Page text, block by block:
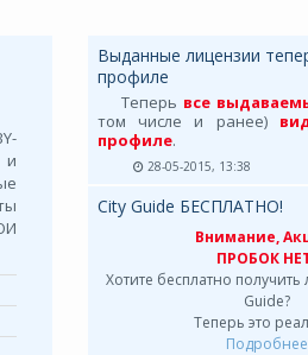
и
Выданные лицензии
профиле
Теперь все
том числе и ранее)
профиле.
28-05-2015, 13:38
City Guide БЕСПЛАТНО!
Внимание,
ПРОБОК
Хотите бесплатно
Guide?
Теперь это
Подробнее